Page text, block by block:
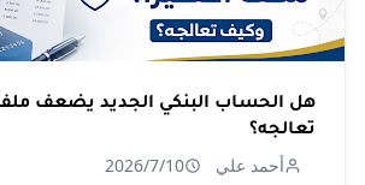
هل الحساب البنكي الجديد يضعف ملف
تعالجه؟
أحمد علي 2026/7/10